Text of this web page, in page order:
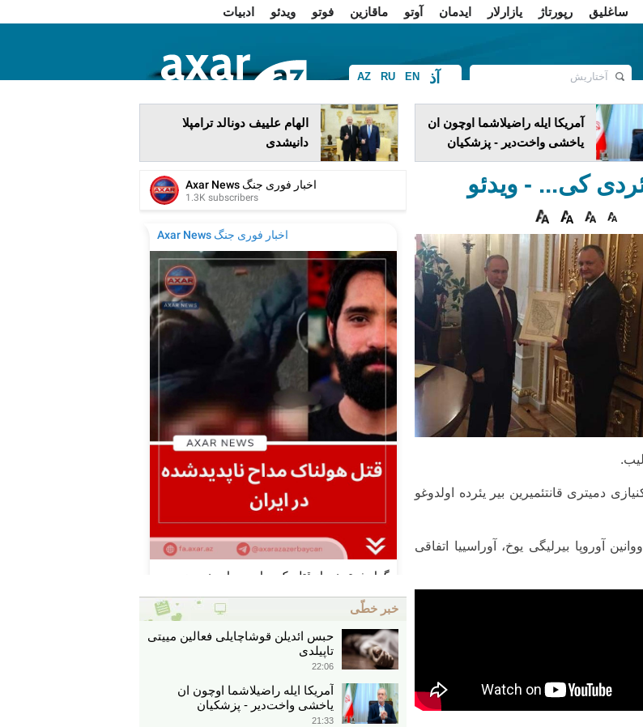
ساغلیق رپورتاژ یازارلار ایدمان آوتو ماقازین فوتو ویدئو
ادبیات
AZ RU EN آذ
فا
آمریکا ایله راضیلاشما اوچون ان
یاخشی واخت‌دیر - پزشکیان
الهام علییف دونالد ترامپلا
دانیشدی
کی... - ویدئو
جی پیوتر و مولدووا کنیازی دمیتری قانتئمیرین بیر یئرده اولدوغو
آوروپا بیرلیگی یوخ، آوراسییا اتفاقی
خبر خطّی
حبس ائدیلن قوشاچایلی فعالین مییتی
تاپیلدی
22:06
آمریکا ایله راضیلاشما اوچون ان
یاخشی واخت‌دیر - پزشکیان
21:33